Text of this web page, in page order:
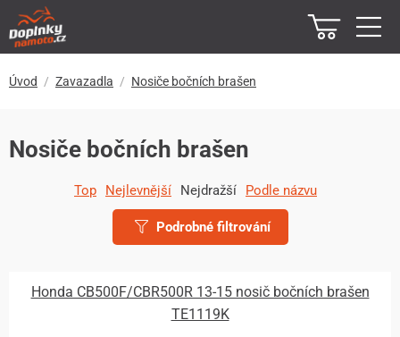
Úvod Zavazadla Nosiče bočních brašen
Nosiče bočních brašen
Top Nejlevnější Nejdražší Podle názvu
Podrobné filtrování
Honda CB500F/CBR500R 13-15 nosič bočních brašen
TE1119K